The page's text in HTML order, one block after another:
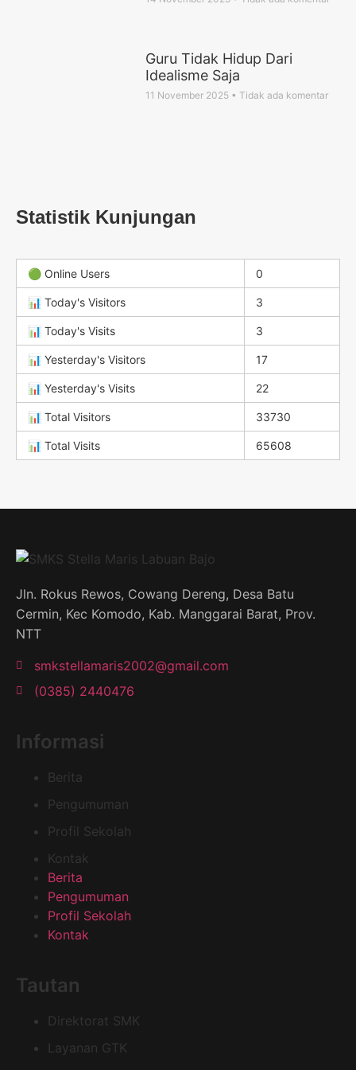
Guru Tidak Hidup Dari
Idealisme Saja
11 November 2025 Tidak ada komentar
Statistik Kunjungan
🟢 Online Users 0
📊 Today's Visitors 3
📊 Today's Visits 3
📊 Yesterday's Visitors 17
📊 Yesterday's Visits 22
📊 Total Visitors 33730
📊 Total Visits 65608
Jln. Rokus Rewos, Cowang Dereng, Desa Batu
Cermin, Kec Komodo, Kab. Manggarai Barat, Prov.
NTT
smkstellamaris2002@gmail.com
(0385) 2440476
Informasi
Berita
Pengumuman
Profil Sekolah
Kontak
Berita
Pengumuman
Profil Sekolah
Kontak
Tautan
Direktorat SMK
Layanan GTK